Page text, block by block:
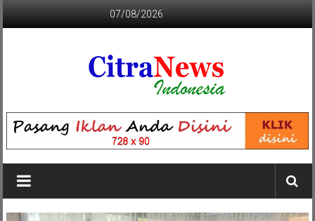
07/08/2026
CITRANEWS
INDONESIA
BERANI
DAN
KRISTIS